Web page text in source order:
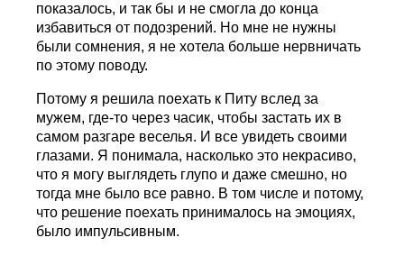
показалось, и так бы и не смогла до конца
избавиться от подозрений. Но мне не нужны
были сомнения, я не хотела больше нервничать
по этому поводу.
Потому я решила поехать к Питу вслед за
мужем, где-то через часик, чтобы застать их в
самом разгаре веселья. И все увидеть своими
глазами. Я понимала, насколько это некрасиво,
что я могу выглядеть глупо и даже смешно, но
тогда мне было все равно. В том числе и потому,
что решение поехать принималось на эмоциях,
было импульсивным.